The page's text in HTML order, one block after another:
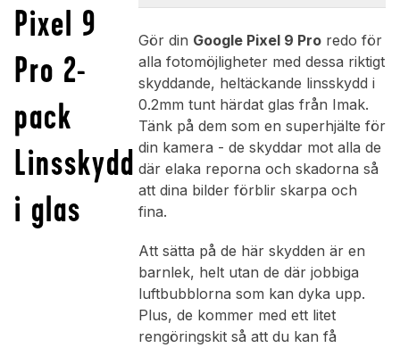
Pixel 9
Pro 2-
pack
Linsskydd
i glas
Gör din Google Pixel 9 Proredo för
alla fotomöjligheter med dessa riktigt
skyddande, heltäckande linsskydd i
0.2mm tunt härdat glas från Imak.
Tänk på dem som en superhjälte för
din kamera - de skyddar mot alla de
där elaka reporna och skadorna så
att dina bilder förblir skarpa och
fina.
Att sätta på de här skydden är en
barnlek, helt utan de där jobbiga
luftbubblorna som kan dyka upp.
Plus, de kommer med ett litet
rengöringskit så att du kan få